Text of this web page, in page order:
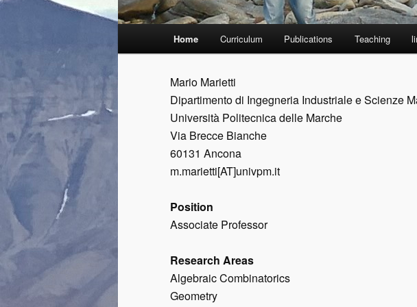
Home Curriculum Publications Teaching
Mario Marietti
Dipartimento di Ingegneria Industriale e Scienze
Università Politecnica delle Marche
Via Brecce Bianche
60131 Ancona
m.marietti[AT]univpm.it
Position
Associate Professor
Research Areas
Algebraic Combinatorics
Geometry